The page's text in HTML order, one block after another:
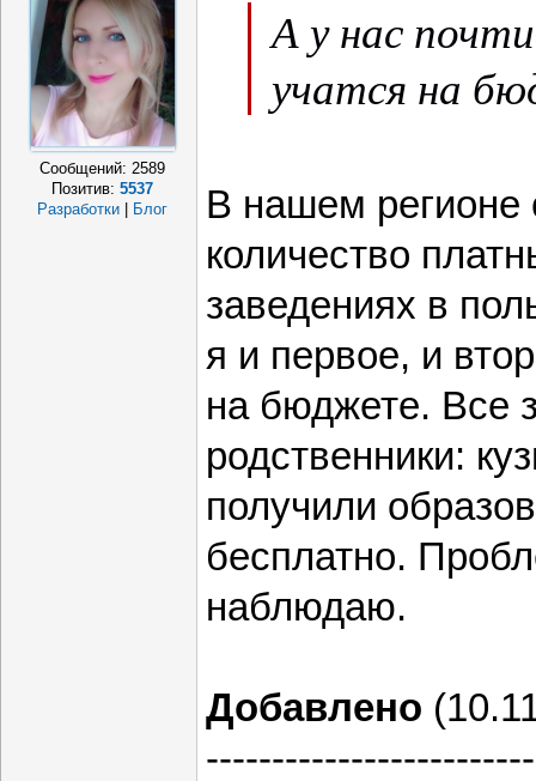
Сообщений: 2589
Позитив: 5537
Разработки | Блог
А у нас
учатся на
В нашем регионе
количество
заведениях в
я и первое, и
на бюджете. Все
родственники:
получили
бесплатно.
наблюдаю.
Добавлено